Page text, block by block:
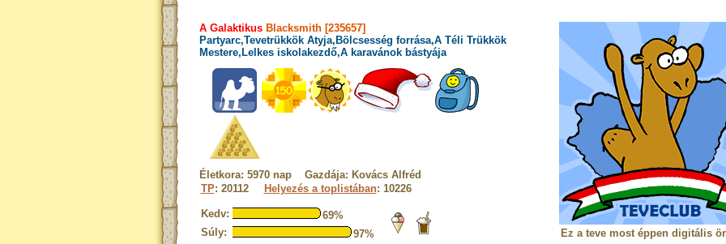
A GalaktikusBlacksmith [235657]
Partyarc,Tevetrükkök Atyja,Bölcsesség forrása,A Téli Trükkök
Mestere,Lelkes iskolakezdő,A karavánok bástyája
Életkora: 5970 nap Gazdája: Kovács Alfréd
TP: 20112 Helyezés a toplistában: 10226
Kedv:
69%
Súly:
97%
Ez a teve most éppen digitális